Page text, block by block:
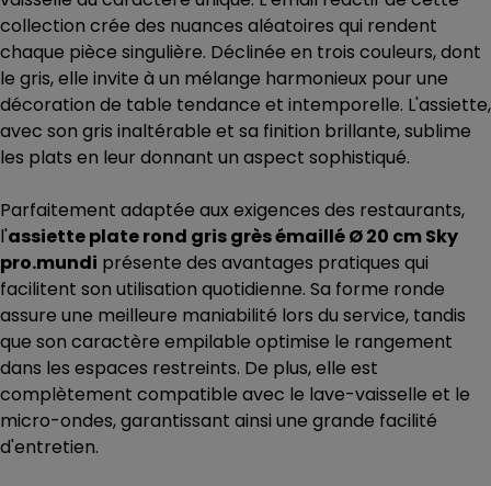
collection crée des nuances aléatoires qui rendent
chaque pièce singulière. Déclinée en trois couleurs, dont
le gris, elle invite à un mélange harmonieux pour une
décoration de table tendance et intemporelle. L'assiette,
avec son gris inaltérable et sa finition brillante, sublime
les plats en leur donnant un aspect sophistiqué.
Parfaitement adaptée aux exigences des restaurants,
l'assiette plate rond gris grès émaillé Ø 20 cm Sky
pro.mundi présente des avantages pratiques qui
facilitent son utilisation quotidienne. Sa forme ronde
assure une meilleure maniabilité lors du service, tandis
que son caractère empilable optimise le rangement
dans les espaces restreints. De plus, elle est
complètement compatible avec le lave-vaisselle et le
micro-ondes, garantissant ainsi une grande facilité
d'entretien.